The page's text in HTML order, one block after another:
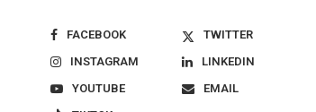
FACEBOOK
TWITTER
INSTAGRAM
LINKEDIN
YOUTUBE
EMAIL